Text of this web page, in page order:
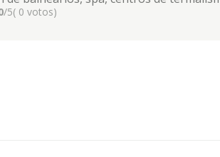
explotacion, elaboracion y
/5( 0 votos)